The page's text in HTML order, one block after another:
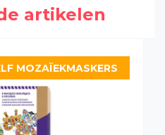
artikelen
MOZAÏEKMASKERS